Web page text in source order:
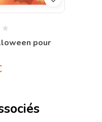
pour